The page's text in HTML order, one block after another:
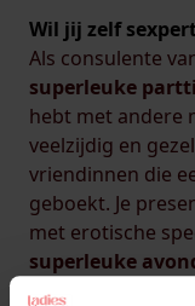
Wil jij zelf
Als consulente
superleuke
hebt met andere
veelzijdig en
vriendinnen die
geboekt. Je
met erotische
superleuke
bedrag aan over!